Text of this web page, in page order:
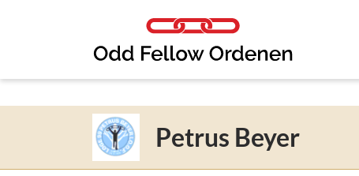
Petrus Beyer